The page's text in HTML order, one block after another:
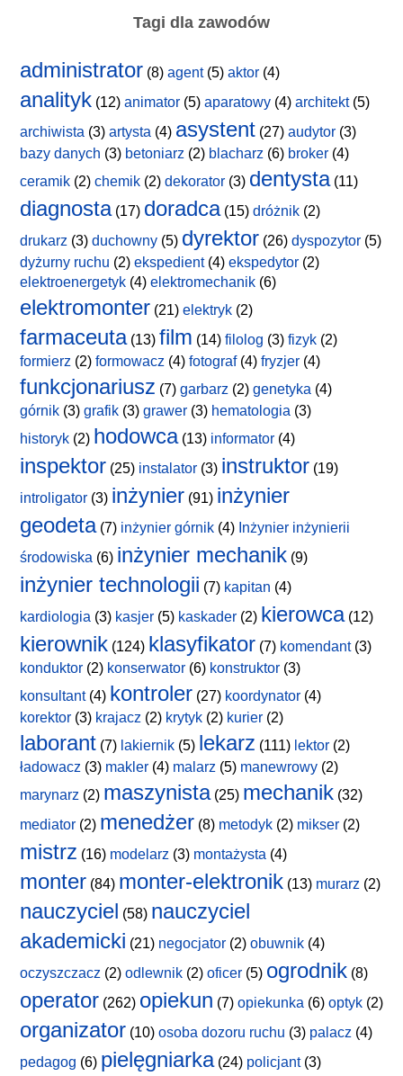
Tagi dla zawodów
administrator (8) agent(5) aktor (4)
analityk (12) animator (5) aparatowy (4) architekt(5)
archiwista (3) artysta (4) asystent (27) audytor (3)
bazy danych (3) betoniarz (2) blacharz (6) broker (4)
ceramik (2) chemik (2) dekorator (3) dentysta(11)
diagnosta(17) doradca(15) dróżnik (2)
drukarz (3) duchowny (5) dyrektor (26) dyspozytor (5)
dyżurny ruchu (2) ekspedient(4) ekspedytor (2)
elektroenergetyk (4) elektromechanik (6)
elektromonter (21) elektryk (2)
farmaceuta(13) film (14) filolog (3) fizyk (2)
formierz (2) formowacz (4) fotograf(4) fryzjer (4)
funkcjonariusz (7) garbarz (2) genetyka (4)
górnik (3) grafik (3) grawer (3) hematologia (3)
historyk (2) hodowca(13) informator (4)
inspektor (25) instalator (3) instruktor (19)
introligator (3) inżynier (91) inżynier
geodeta(7) inżynier górnik (4) Inżynier inżynierii
środowiska (6) inżynier mechanik (9)
inżynier technologii (7) kapitan (4)
kardiologia (3) kasjer (5) kaskader (2) kierowca(12)
kierownik (124) klasyfikator (7) komendant(3)
konduktor (2) konserwator (6) konstruktor (3)
konsultant(4) kontroler (27) koordynator (4)
korektor (3) krajacz (2) krytyk (2) kurier (2)
laborant (7) lakiernik (5) lekarz (111) lektor (2)
ładowacz (3) makler (4) malarz (5) manewrowy (2)
marynarz (2) maszynista(25) mechanik (32)
mediator (2) menedżer (8) metodyk (2) mikser (2)
mistrz (16) modelarz (3) montażysta (4)
monter (84) monter-elektronik (13) murarz (2)
nauczyciel (58) nauczyciel
akademicki (21) negocjator (2) obuwnik (4)
oczyszczacz (2) odlewnik (2) oficer (5) ogrodnik (8)
operator (262) opiekun (7) opiekunka (6) optyk (2)
organizator (10) osoba dozoru ruchu (3) palacz (4)
pedagog (6) pielęgniarka(24) policjant(3)